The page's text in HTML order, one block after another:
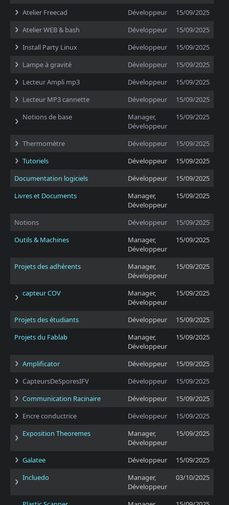
Atelier Freecad
Développeur
15/09/2025
Atelier WEB & bash
Développeur
15/09/2025
Install Party Linux
Développeur
15/09/2025
Lampe à gravité
Développeur
15/09/2025
Lecteur Ampli mp3
Développeur
15/09/2025
Lecteur MP3 cannette
Développeur
15/09/2025
Notions de base
Manager,
Développeur
15/09/2025
Thermomètre Développeur
15/09/2025
Tutoriels
Développeur
15/09/2025
Documentation logiciels
Développeur
15/09/2025
Livres et Documents
Manager,
Développeur
15/09/2025
Notions Développeur
15/09/2025
Outils & Machines
Manager,
Développeur
15/09/2025
Projets des adhérents
Manager,
Développeur
15/09/2025
capteur COV
Manager,
Développeur
15/09/2025
Projets des étudiants Développeur
15/09/2025
Projets du Fablab
Manager,
Développeur
15/09/2025
Amplificator Développeur
15/09/2025
CapteursDeSporesIFV
Développeur
15/09/2025
Communication Racinaire
Développeur
15/09/2025
Encre conductrice
Développeur
15/09/2025
Exposition Theoremes
Manager,
Développeur
15/09/2025
Galatee Développeur
15/09/2025
Incluedo
Manager,
Développeur
03/10/2025